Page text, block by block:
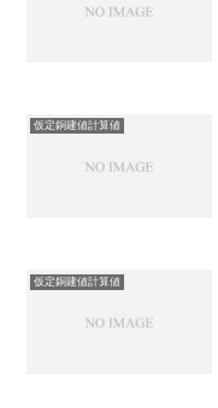
仮定銅建値計算値
仮定銅建値計算値